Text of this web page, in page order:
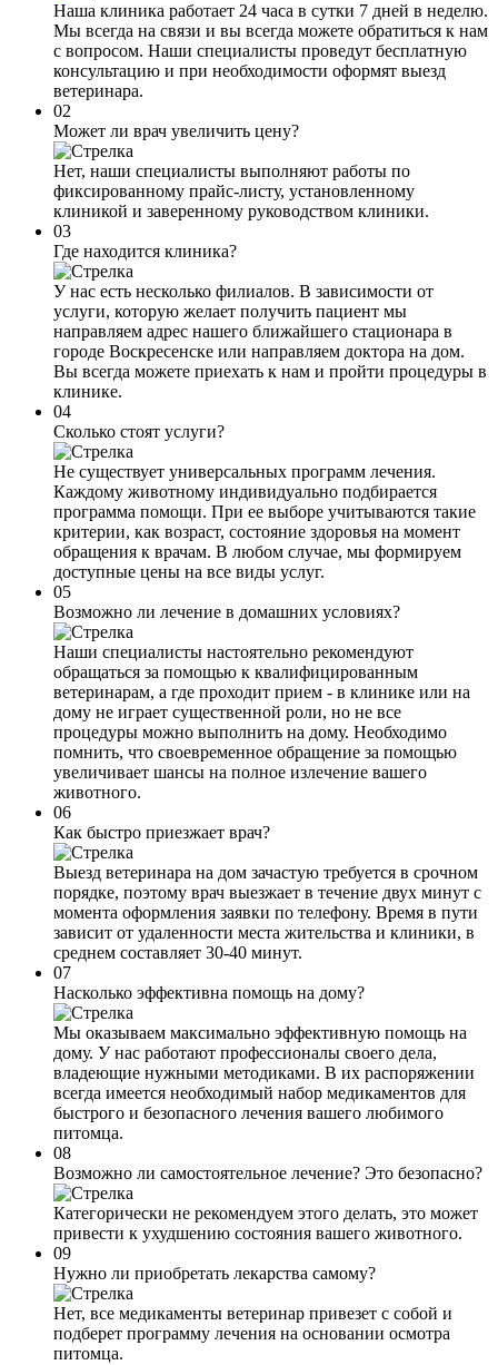
Наша клиника работает 24 часа в сутки 7 дней в неделю.
Мы всегда на связи и вы всегда можете обратиться к нам
с вопросом. Наши специалисты проведут бесплатную
консультацию и при необходимости оформят выезд
ветеринара.
02
Может ли врач увеличить цену?
Нет, наши специалисты выполняют работы по
фиксированному прайс-листу, установленному
клиникой и заверенному руководством клиники.
03
Где находится клиника?
У нас есть несколько филиалов. В зависимости от
услуги, которую желает получить пациент мы
направляем адрес нашего ближайшего стационара в
городе Воскресенске или направляем доктора на дом.
Вы всегда можете приехать к нам и пройти процедуры в
клинике.
04
Сколько стоят услуги?
Не существует универсальных программ лечения.
Каждому животному индивидуально подбирается
программа помощи. При ее выборе учитываются такие
критерии, как возраст, состояние здоровья на момент
обращения к врачам. В любом случае, мы формируем
доступные цены на все виды услуг.
05
Возможно ли лечение в домашних условиях?
Наши специалисты настоятельно рекомендуют
обращаться за помощью к квалифицированным
ветеринарам, а где проходит прием - в клинике или на
дому не играет существенной роли, но не все
процедуры можно выполнить на дому. Необходимо
помнить, что своевременное обращение за помощью
увеличивает шансы на полное излечение вашего
животного.
06
Как быстро приезжает врач?
Выезд ветеринара на дом зачастую требуется в срочном
порядке, поэтому врач выезжает в течение двух минут с
момента оформления заявки по телефону. Время в пути
зависит от удаленности места жительства и клиники, в
среднем составляет 30-40 минут.
07
Насколько эффективна помощь на дому?
Мы оказываем максимально эффективную помощь на
дому. У нас работают профессионалы своего дела,
владеющие нужными методиками. В их распоряжении
всегда имеется необходимый набор медикаментов для
быстрого и безопасного лечения вашего любимого
питомца.
08
Возможно ли самостоятельное лечение? Это безопасно?
Категорически не рекомендуем этого делать, это может
привести к ухудшению состояния вашего животного.
09
Нужно ли приобретать лекарства самому?
Нет, все медикаменты ветеринар привезет с собой и
подберет программу лечения на основании осмотра
питомца.